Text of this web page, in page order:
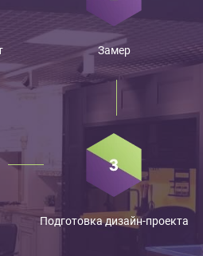
Замер
Подготовка дизайн-проекта